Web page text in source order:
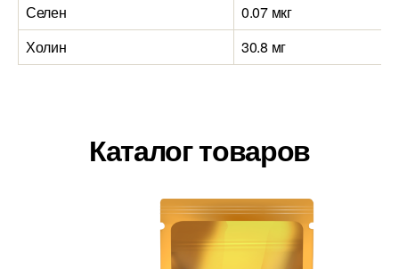
Селен
0.07 мкг
Холин
30.8 мг
Каталог товаров